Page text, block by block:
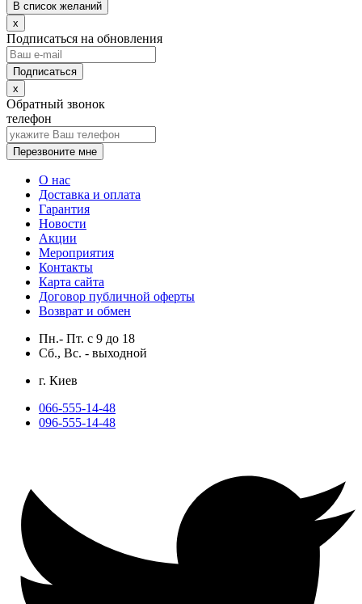
В список желаний
x
Подписаться на обновления
x
Обратный звонок
телефон
Перезвоните мне
О нас
Доставка и оплата
Гарантия
Новости
Акции
Мероприятия
Контакты
Карта сайта
Договор публичной оферты
Возврат и обмен
Пн.- Пт. с 9 до 18
Сб., Вс. - выходной
г. Киев
066-555-14-48
096-555-14-48